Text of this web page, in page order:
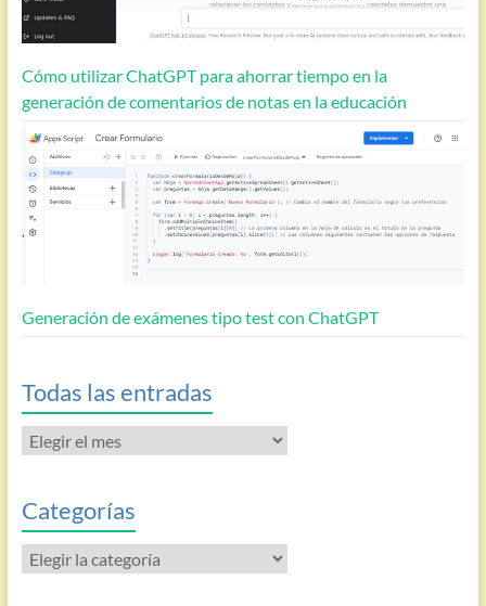
Cómo utilizar ChatGPT para ahorrar tiempo en la
generación de comentarios de notas en la educación
Generación de exámenes tipo test con ChatGPT
Todas las entradas
Todas
las
Categorías
Categorías